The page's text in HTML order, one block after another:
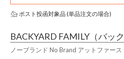
ポスト投函対象品 (単品注文の場合)
BACKYARD FAMILY（バッ
ノーブランド No Brand アットファー